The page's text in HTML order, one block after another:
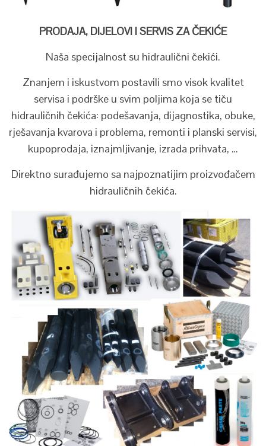
PRODAJA, DIJELOVI I SERVIS ZA ČEKIĆE
Naša specijalnost su hidraulični čekići.
Znanjem i iskustvom postavili smo visok kvalitet
servisa i podrške u svim poljima koja se tiču
hidrauličnih čekića: podešavanja, dijagnostika, obuke,
rješavanja kvarova i problema, remonti i planski servisi,
kupoprodaja, iznajmljivanje, izrada prihvata, …
Direktno surađujemo sa najpoznatijim proizvođačem
hidrauličnih čekića.